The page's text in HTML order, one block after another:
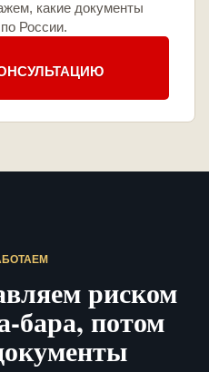
какие документы
России.
риском
бара, потом